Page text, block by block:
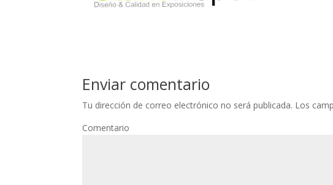
Enviar comentario
Tu dirección de correo electrónico no será publicada. Los
Comentario